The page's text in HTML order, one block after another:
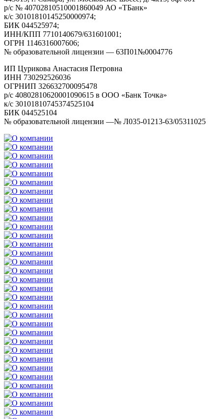
р/с № 40702810510001860049 АО «ТБанк»
к/с 30101810145250000974;
БИК 044525974;
ИНН/КПП 7710140679/631601001;
ОГРН 1146316007606;
№ образовательной лицензии — 63П01№0004776
ИП Цурикова Анастасия Петровна
ИНН 730292526036
ОГРНИП 326632700095478
р/с 40802810620001090615 в ООО «Банк Точка»
к/с 30101810745374525104
БИК 044525104
№ образовательной лицензии —№ Л035-01213-63/05311025